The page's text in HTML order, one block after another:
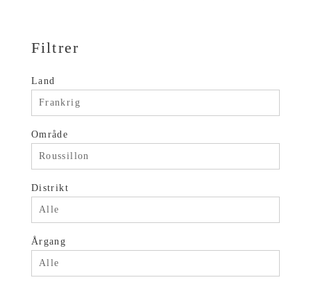
Filtrer
Land
Frankrig
Område
Roussillon
Distrikt
Alle
Årgang
Alle